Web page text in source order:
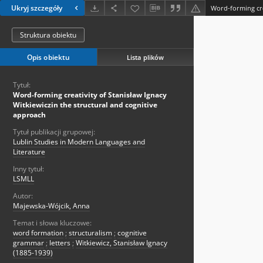
Ukryj szczegóły
Struktura obiektu
Opis obiektu Lista plików
Tytuł:
Word-forming creativity of Stanisław Ignacy
Witkiewiczin the structural and cognitive
approach
Tytuł publikacji grupowej:
Lublin Studies in Modern Languages and
Literature
Inny tytuł:
LSMLL
Autor:
Majewska-Wójcik, Anna
Temat i słowa kluczowe:
word formation ; structuralism ; cognitive
grammar ; letters ; Witkiewicz, Stanisław Ignacy
(1885-1939)